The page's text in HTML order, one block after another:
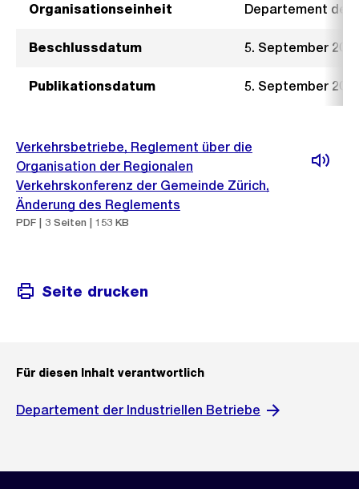
Organisationseinheit Departement der
Beschlussdatum 5. September
Publikationsdatum 5. September
Verkehrsbetriebe, Reglement über die
Organisation der Regionalen
Verkehrskonferenz der Gemeinde Zürich,
Änderung des Reglements
PDF | 3 Seiten | 153 KB
Seite drucken
Für diesen Inhalt verantwortlich
Departement der Industriellen Betriebe